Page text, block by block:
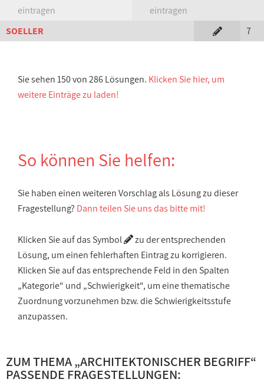
eintragen
eintragen
SOELLER
7
Sie sehen150von 286 Lösungen. Klicken Sie hier, um
weitere Einträge zu laden!
So können Sie helfen:
Sie haben einen weiteren Vorschlag als Lösung zu dieser
Fragestellung? Dann teilen Sie uns das bitte mit!
Klicken Sie auf das Symbol
zu der entsprechenden
Lösung, um einen fehlerhaften Eintrag zu korrigieren.
Klicken Sie auf das entsprechende Feld in den Spalten
„Kategorie“ und „Schwierigkeit“, um eine thematische
Zuordnung vorzunehmen bzw. die Schwierigkeitsstufe
anzupassen.
ZUM THEMA „ARCHITEKTONISCHER BEGRIFF“
PASSENDE FRAGESTELLUNGEN: